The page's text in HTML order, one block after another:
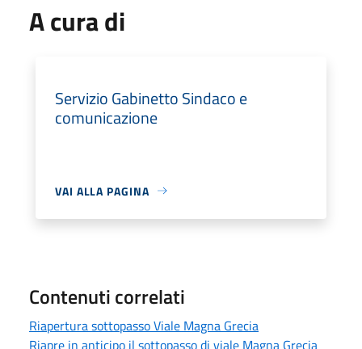
A cura di
Servizio Gabinetto Sindaco e
comunicazione
VAI ALLA PAGINA
Contenuti correlati
Riapertura sottopasso Viale Magna Grecia
Riapre in anticipo il sottopasso di viale Magna Grecia